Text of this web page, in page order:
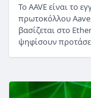
Το AAVE είναι το
πρωτοκόλλου
βασίζεται στο
ψηφίσουν